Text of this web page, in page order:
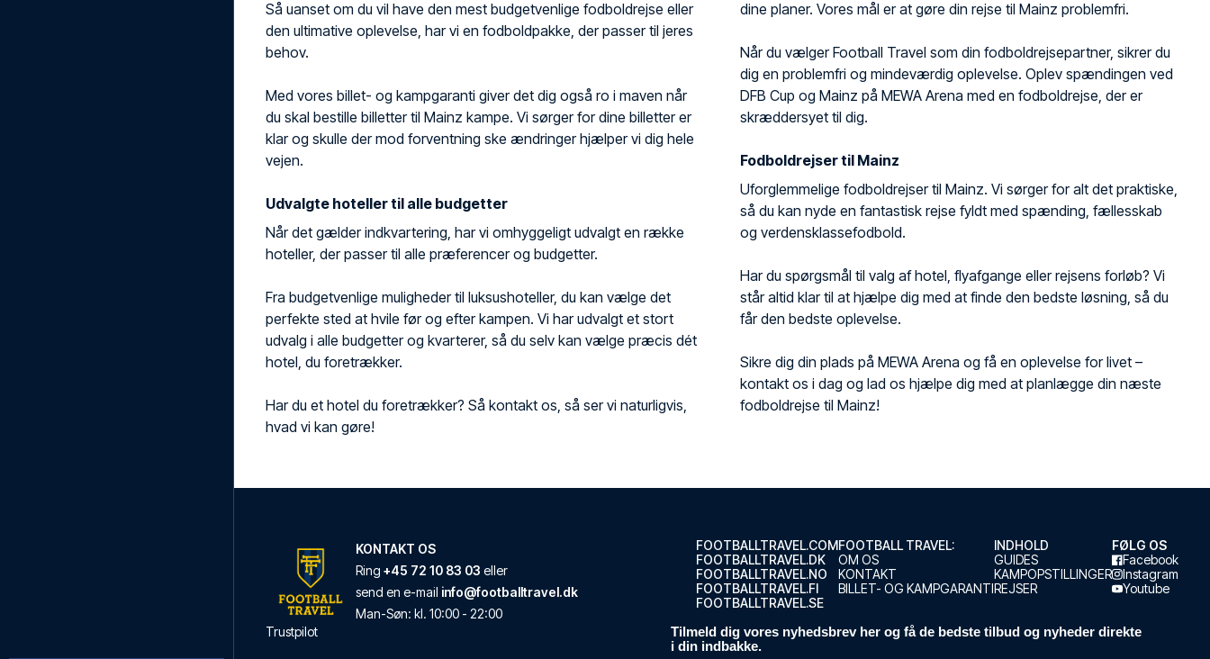
Så uanset om du vil have den mest budgetvenlige fodboldrejse eller
den ultimative oplevelse, har vi en fodboldpakke, der passer til jeres
behov.
Med vores billet- og kampgaranti giver det dig også ro i maven når
du skal bestille billetter til Mainz kampe. Vi sørger for dine billetter er
klar og skulle der mod forventning ske ændringer hjælper vi dig hele
vejen.
Udvalgte hoteller til alle budgetter
Når det gælder indkvartering, har vi omhyggeligt udvalgt en række
hoteller, der passer til alle præferencer og budgetter.
Fra budgetvenlige muligheder til luksushoteller, du kan vælge det
perfekte sted at hvile før og efter kampen. Vi har udvalgt et stort
udvalg i alle budgetter og kvarterer, så du selv kan vælge præcis dét
hotel, du foretrækker.
Har du et hotel du foretrækker? Så kontakt os, så ser vi naturligvis,
hvad vi kan gøre!
dine planer. Vores mål er at gøre din rejse til Mainz problemfri.
Når du vælger Football Travel som din fodboldrejsepartner, sikrer du
dig en problemfri og mindeværdig oplevelse. Oplev spændingen ved
DFB Cup og Mainz på MEWA Arena med en fodboldrejse, der er
skræddersyet til dig.
Fodboldrejser til Mainz
Uforglemmelige fodboldrejser til Mainz. Vi sørger for alt det praktiske,
så du kan nyde en fantastisk rejse fyldt med spænding, fællesskab
og verdensklassefodbold.
Har du spørgsmål til valg af hotel, flyafgange eller rejsens forløb? Vi
står altid klar til at hjælpe dig med at finde den bedste løsning, så du
får den bedste oplevelse.
Sikre dig din plads på MEWA Arena og få en oplevelse for livet –
kontakt os i dag og lad os hjælpe dig med at planlægge din næste
fodboldrejse til Mainz!
KONTAKT OS
Ring +45 72 10 83 03 eller
send en e-mail info@footballtravel.dk
Man-Søn: kl. 10:00 - 22:00
Trustpilot
FOOTBALLTRAVEL.COM
FOOTBALLTRAVEL.DK
FOOTBALLTRAVEL.NO
FOOTBALLTRAVEL.FI
FOOTBALLTRAVEL.SE
FOOTBALL TRAVEL:
OM OS
KONTAKT
BILLET- OG KAMPGARANTI
INDHOLD
GUIDES
KAMPOPSTILLINGER
REJSER
FØLG OS
Facebook
Instagram
Youtube
Tilmeld dig vores nyhedsbrev her og få de bedste tilbud og nyheder direkte
i din indbakke.